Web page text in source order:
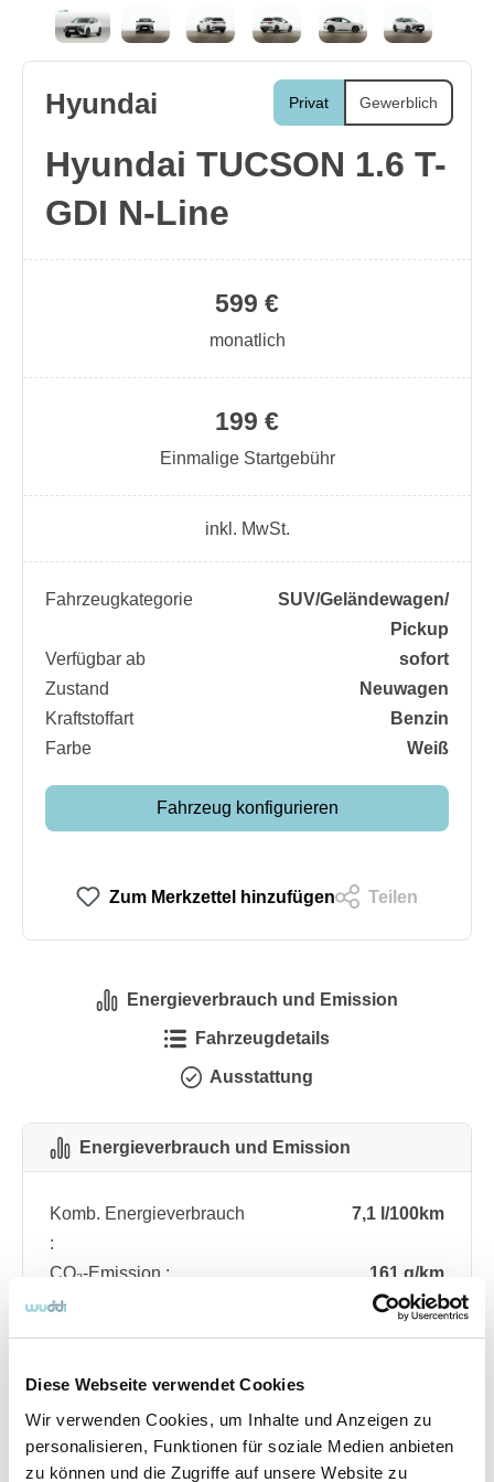
Diese Webseite verwendet Cookies
Wir verwenden Cookies, um Inhalte und Anzeigen zu
personalisieren, Funktionen für soziale Medien anbieten
zu können und die Zugriffe auf unsere Website zu
Privat Gewerblich
Hyundai
Hyundai TUCSON 1.6 T-
GDI N-Line
199 €
Einmalige Startgebühr
599 €
monatlich
inkl. MwSt.
Fahrzeugkategorie
SUV/​Geländewagen/​
Pickup
Verfügbar ab
sofort
Zustand
Neuwagen
Kraftstoffart
Benzin
Farbe
Weiß
Fahrzeug konfigurieren
Zum Merkzettel hinzufügen Teilen
Energieverbrauch und Emission
Fahrzeugdetails
Ausstattung
Energieverbrauch und Emission
Komb. Energieverbrauch
:
7,1 l/100km
CO₂-Emission :
161 g/km
CO₂-Klasse :
F
Angebotsnummer ABO76.223